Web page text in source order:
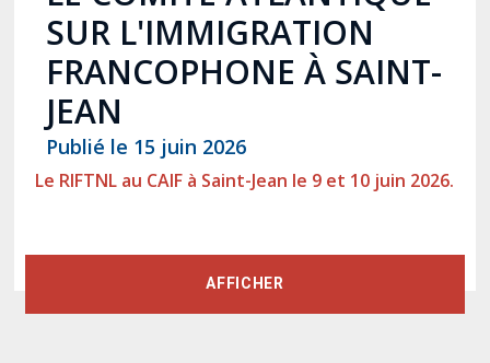
SUR L'IMMIGRATION
FRANCOPHONE À SAINT-
JEAN
Publié le 15 juin 2026
Le RIFTNL au CAIF à Saint-Jean le 9 et 10 juin 2026.
AFFICHER